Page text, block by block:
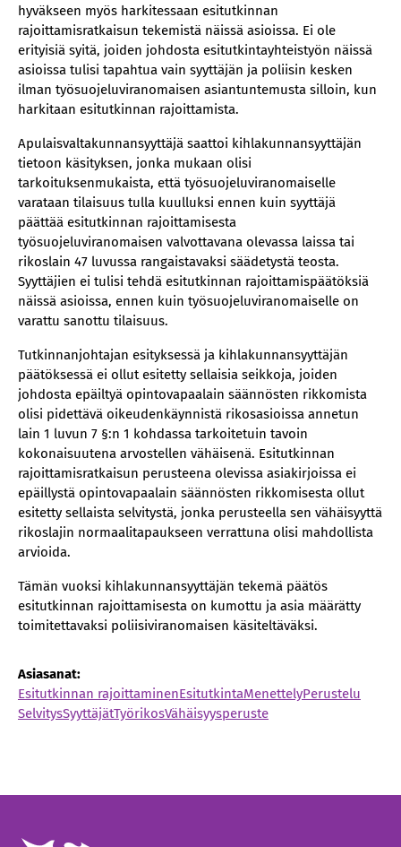
hyväkseen myös harkitessaan esitutkinnan
rajoittamisratkaisun tekemistä näissä asioissa. Ei ole
erityisiä syitä, joiden johdosta esitutkintayhteistyön näissä
asioissa tulisi tapahtua vain syyttäjän ja poliisin kesken
ilman työsuojeluviranomaisen asiantuntemusta silloin, kun
harkitaan esitutkinnan rajoittamista.
Apulaisvaltakunnansyyttäjä saattoi kihlakunnansyyttäjän
tietoon käsityksen, jonka mukaan olisi
tarkoituksenmukaista, että työsuojeluviranomaiselle
varataan tilaisuus tulla kuulluksi ennen kuin syyttäjä
päättää esitutkinnan rajoittamisesta
työsuojeluviranomaisen valvottavana olevassa laissa tai
rikoslain 47 luvussa rangaistavaksi säädetystä teosta.
Syyttäjien ei tulisi tehdä esitutkinnan rajoittamispäätöksiä
näissä asioissa, ennen kuin työsuojeluviranomaiselle on
varattu sanottu tilaisuus.
Tutkinnanjohtajan esityksessä ja kihlakunnansyyttäjän
päätöksessä ei ollut esitetty sellaisia seikkoja, joiden
johdosta epäiltyä opintovapaalain säännösten rikkomista
olisi pidettävä oikeudenkäynnistä rikosasioissa annetun
lain 1 luvun 7 §:n 1 kohdassa tarkoitetuin tavoin
kokonaisuutena arvostellen vähäisenä. Esitutkinnan
rajoittamisratkaisun perusteena olevissa asiakirjoissa ei
epäillystä opintovapaalain säännösten rikkomisesta ollut
esitetty sellaista selvitystä, jonka perusteella sen vähäisyyttä
rikoslajin normaalitapaukseen verrattuna olisi mahdollista
arvioida.
Tämän vuoksi kihlakunnansyyttäjän tekemä päätös
esitutkinnan rajoittamisesta on kumottu ja asia määrätty
toimitettavaksi poliisiviranomaisen käsiteltäväksi.
Asiasanat:
Esitutkinnan rajoittaminenEsitutkintaMenettelyPerustelu
SelvitysSyyttäjätTyörikosVähäisyysperuste